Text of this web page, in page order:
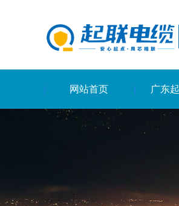
网站首页 广东